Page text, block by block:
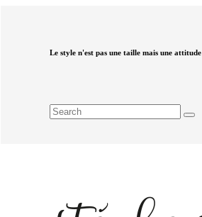
Le style n'est pas une taille mais une attitude